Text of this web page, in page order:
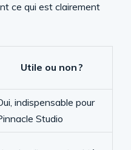
ce qui est clairement
Utile ou non ?
indispensable pour
Studio